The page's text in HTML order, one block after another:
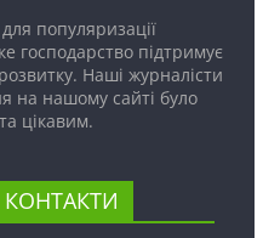
популяризації
господарство підтримує
Наші журналісти
на нашому сайті було
цікавим.
КОНТАКТИ